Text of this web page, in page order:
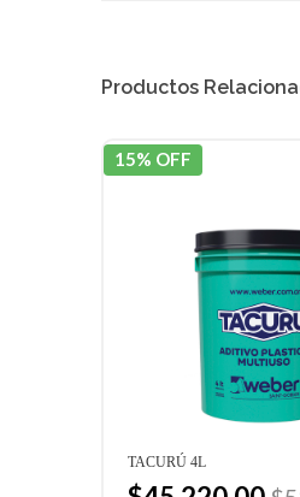
Productos
15% OFF
TACURÚ 4L